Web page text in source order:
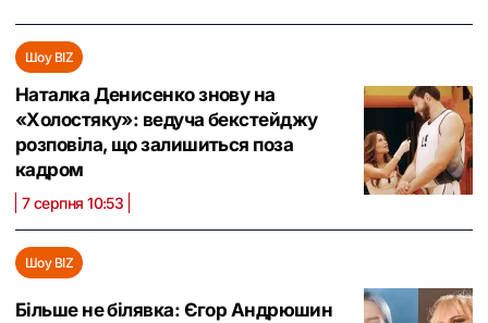
Шоу BIZ
Наталка Денисенко знову на
«Холостяку»: ведуча бекстейджу
розповіла, що залишиться поза
кадром
7 серпня 10:53
Шоу BIZ
Більше не білявка: Єгор Андрюшин